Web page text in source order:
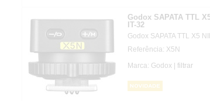
Godox SAPATA TTL
IT-32
Godox SAPATA TTL X5
Referência: X5N
Marca: Godox | filtrar